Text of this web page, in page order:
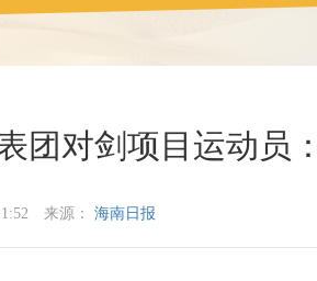
团对剑项目运动员
来源： 海南日报